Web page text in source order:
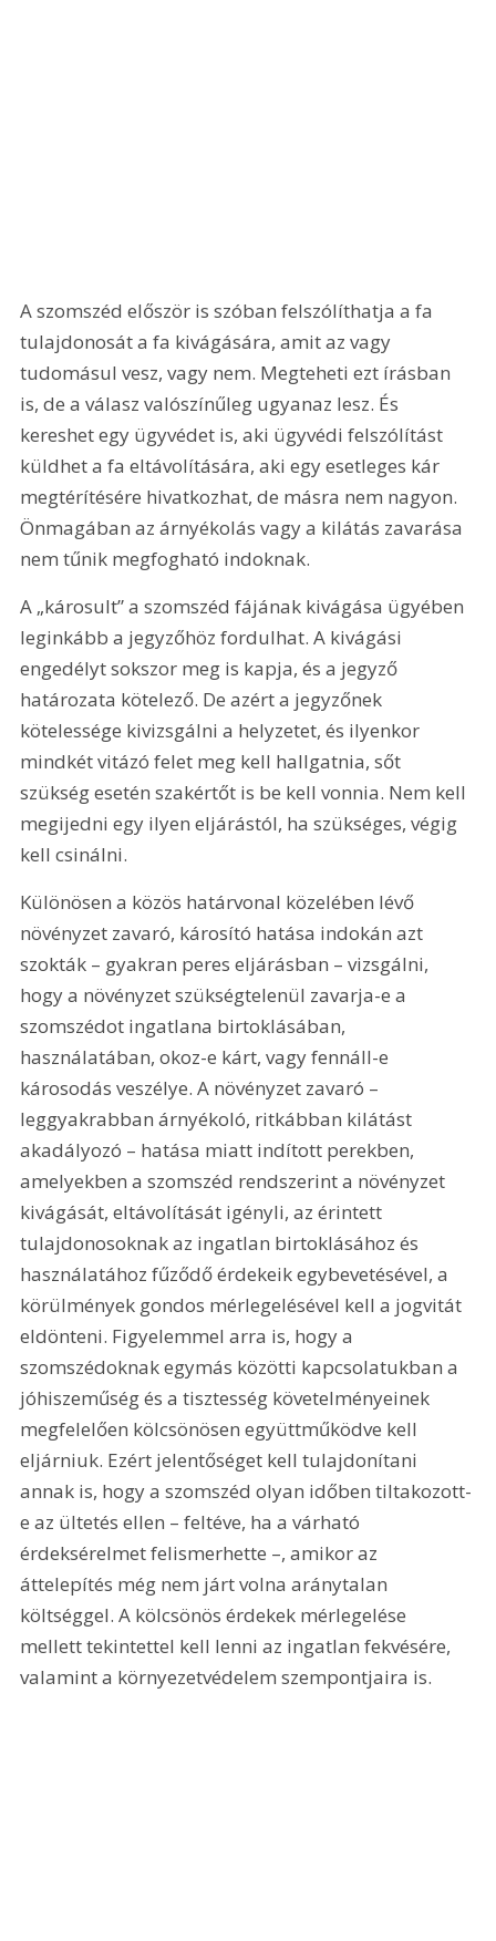
A szomszéd először is szóban felszólíthatja a fa
tulajdonosát a fa kivágására, amit az vagy
tudomásul vesz, vagy nem. Megteheti ezt írásban
is, de a válasz valószínűleg ugyanaz lesz. És
kereshet egy ügyvédet is, aki ügyvédi felszólítást
küldhet a fa eltávolítására, aki egy esetleges kár
megtérítésére hivatkozhat, de másra nem nagyon.
Önmagában az árnyékolás vagy a kilátás zavarása
nem tűnik megfogható indoknak.
A „károsult” a szomszéd fájának kivágása ügyében
leginkább a jegyzőhöz fordulhat. A kivágási
engedélyt sokszor meg is kapja, és a jegyző
határozata kötelező. De azért a jegyzőnek
kötelessége kivizsgálni a helyzetet, és ilyenkor
mindkét vitázó felet meg kell hallgatnia, sőt
szükség esetén szakértőt is be kell vonnia. Nem kell
megijedni egy ilyen eljárástól, ha szükséges, végig
kell csinálni.
Különösen a közös határvonal közelében lévő
növényzet zavaró, károsító hatása indokán azt
szokták – gyakran peres eljárásban – vizsgálni,
hogy a növényzet szükségtelenül zavarja-e a
szomszédot ingatlana birtoklásában,
használatában, okoz-e kárt, vagy fennáll-e
károsodás veszélye. A növényzet zavaró –
leggyakrabban árnyékoló, ritkábban kilátást
akadályozó – hatása miatt indított perekben,
amelyekben a szomszéd rendszerint a növényzet
kivágását, eltávolítását igényli, az érintett
tulajdonosoknak az ingatlan birtoklásához és
használatához fűződő érdekeik egybevetésével, a
körülmények gondos mérlegelésével kell a jogvitát
eldönteni. Figyelemmel arra is, hogy a
szomszédoknak egymás közötti kapcsolatukban a
jóhiszeműség és a tisztesség követelményeinek
megfelelően kölcsönösen együttműködve kell
eljárniuk. Ezért jelentőséget kell tulajdonítani
annak is, hogy a szomszéd olyan időben tiltakozott-
e az ültetés ellen – feltéve, ha a várható
érdeksérelmet felismerhette –, amikor az
áttelepítés még nem járt volna aránytalan
költséggel. A kölcsönös érdekek mérlegelése
mellett tekintettel kell lenni az ingatlan fekvésére,
valamint a környezetvédelem szempontjaira is.